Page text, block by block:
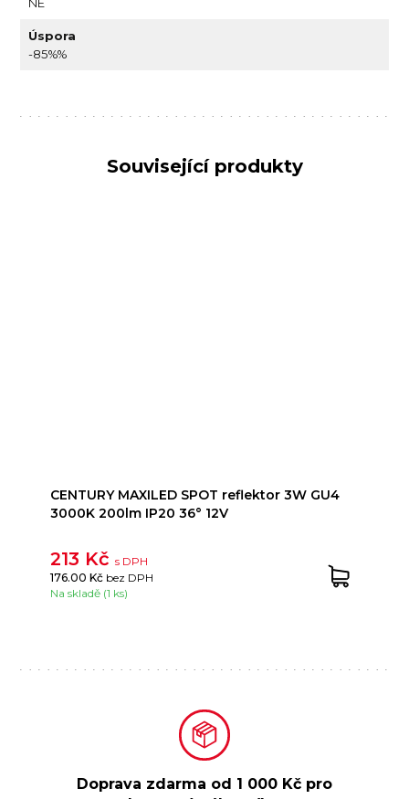
Úspora
-85%%
Související produkty
CENTURY MAXILED SPOT reflektor 3W GU4
3000K 200lm IP20 36° 12V
213 Kčs DPH
176.00 Kč bez DPH
Na skladě (1 ks)
Doprava zdarma od 1 000 Kč pro